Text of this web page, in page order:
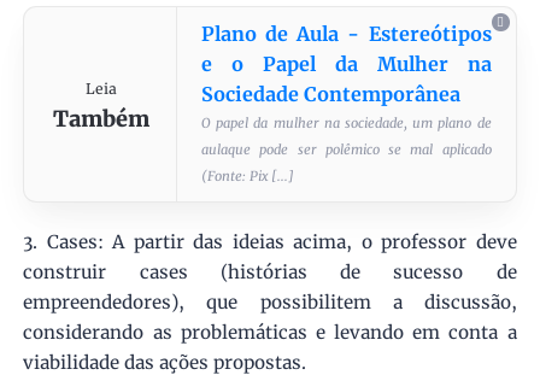
Leia
Também
Plano de Aula - Estereótipos
e o Papel da Mulher na
Sociedade Contemporânea
O papel da mulher na sociedade, um plano de
aulaque pode ser polêmico se mal aplicado
(Fonte: Pix [...]
3. Cases: A partir das ideias acima, o professor deve
construir cases (histórias de sucesso de
empreendedores), que possibilitem a discussão,
considerando as problemáticas e levando em conta a
viabilidade das ações propostas.